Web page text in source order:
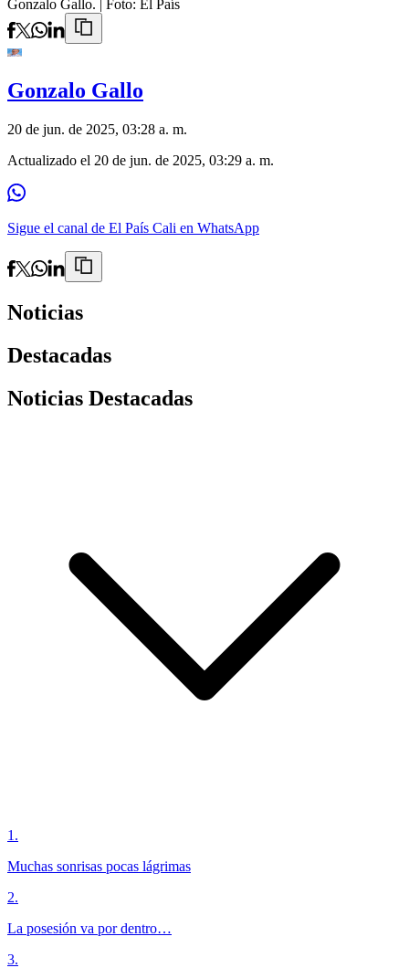
Gonzalo Gallo. | Foto: El País
Gonzalo Gallo
20 de jun. de 2025, 03:28 a. m.
Actualizado el 20 de jun. de 2025, 03:29 a. m.
Sigue el canal de El País Cali en WhatsApp
Noticias
Destacadas
Noticias Destacadas
1 .
Muchas sonrisas pocas lágrimas
2.
La posesión va por dentro…
3.